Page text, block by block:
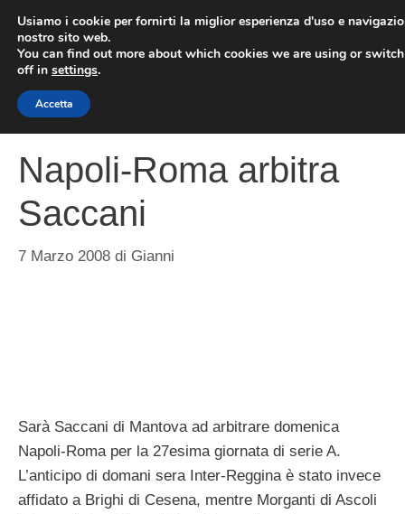
contenuto
Napoli-Roma arbitra
Saccani
7 Marzo 2008 di Gianni
Sarà Saccani di Mantova ad arbitrare domenica
Napoli-Roma per la 27esima giornata di serie A.
L’anticipo di domani sera Inter-Reggina è stato invece
affidato a Brighi di Cesena, mentre Morganti di Ascoli
Usiamo i cookie per fornirti la miglior esperienza d'uso e
nostro sito web.
You can find out more about which cookies we are using or
off in settings.
Accetta